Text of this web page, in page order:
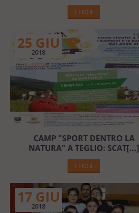
LEGGI
25 GIU
2018
CAMP "SPORT DENTRO LA
NATURA" A TEGLIO: SCAT[...]
LEGGI
17 GIU
2018